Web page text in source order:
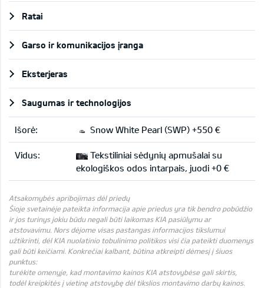
Ratai
Garso ir komunikacijos įranga
Eksterjeras
Saugumas ir technologijos
Išorė: Snow White Pearl (SWP) +550 €
Vidus:
Tekstiliniai sėdynių apmušalai su
ekologiškos odos intarpais, juodi +0 €
Atsakomybės apribojimas dėl priedų
Šioje svetainėje pateikta informacija apie priedus yra tik bendro pobūdžio
ir jos turinys jokiu būdu negali būti laikomas KIA pasiūlymu ar
atstovavimu. Nors dėjome visas pastangas informacijos tikslumui
užtikrinti, dėl KIA nuolatinio tobulinimo politikos visi čia pateikti duomenys
gali būti keičiami. Konkrečiai kalbant, būtina atkreipti dėmesį į šiuos
punktus:
turėkite omenyje, kad montavimo kainos KIA atstovybėse gali skirtis,
todėl kreipkitės į vietinę atstovybę dėl tikslios montavimo darbų kainos.